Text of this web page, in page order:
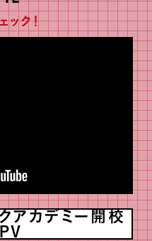
ック！
アカデミー開校